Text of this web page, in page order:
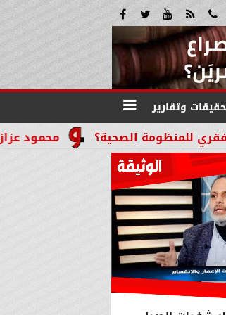
وتقارير
محمود عزازي: نتدخل الصحية؟